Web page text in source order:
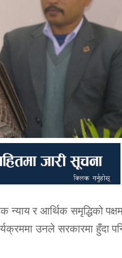
र आर्थिक समृद्धिको
उनले सरकारमा हुँदा